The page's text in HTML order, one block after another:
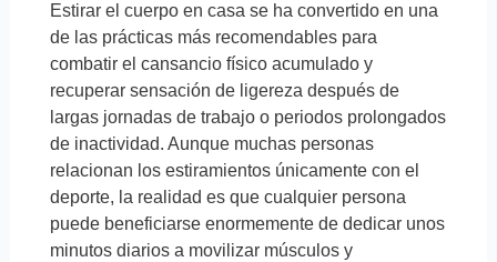
Estirar el cuerpo en casa se ha convertido en una
de las prácticas más recomendables para
combatir el cansancio físico acumulado y
recuperar sensación de ligereza después de
largas jornadas de trabajo o periodos prolongados
de inactividad. Aunque muchas personas
relacionan los estiramientos únicamente con el
deporte, la realidad es que cualquier persona
puede beneficiarse enormemente de dedicar unos
minutos diarios a movilizar músculos y